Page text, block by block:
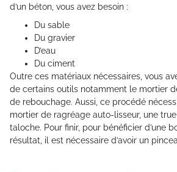
d’un béton, vous avez besoin :
Du sable
Du gravier
D’eau
Du ciment
Outre ces matériaux nécessaires, vous
de certains outils notamment le mortier
de rebouchage. Aussi, ce procédé
mortier de ragréage auto-lisseur, une
taloche. Pour finir, pour bénéficier d’une
résultat, il est nécessaire d’avoir un